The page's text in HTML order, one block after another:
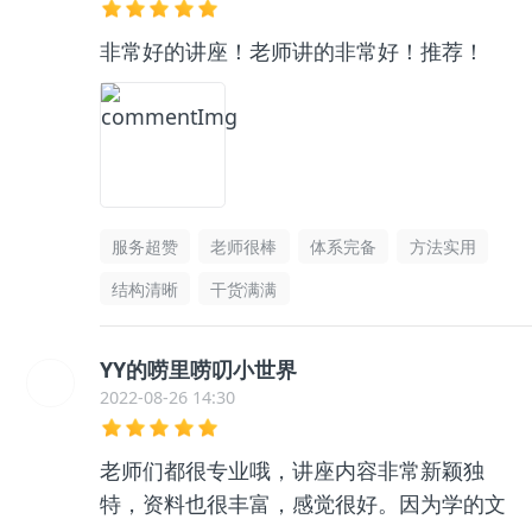
非常好的讲座！老师讲的非常好！推荐！
服务超赞 老师很棒 体系完备
方法实用
结构清晰
干货满满
YY的唠里唠叨小世界
2022-08-26 14:30
老师们都很专业哦，讲座内容非常新颖独
特，资料也很丰富，感觉很好。因为学的文